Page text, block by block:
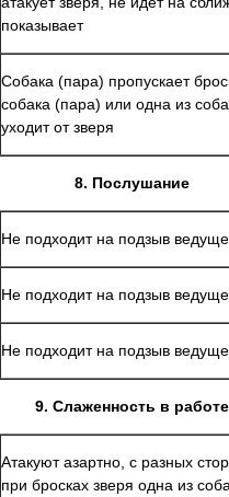
показывает
Собака (пара) пропускает
собака (пара) или одна из
уходит от зверя
8. Послушание
Не подходит на подзыв
Не подходит на подзыв
Не подходит на подзыв
9. Слаженность в работе
Атакуют азартно, с разных
при бросках зверя одна из